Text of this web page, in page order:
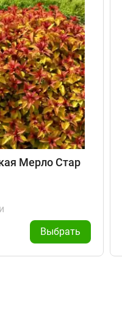
Мерло Стар
Выбрать